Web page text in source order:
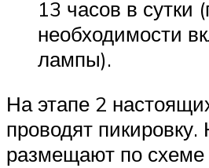
13 часов в сутки
необходимости
лампы).
На этапе 2
проводят пикировку.
размещают по